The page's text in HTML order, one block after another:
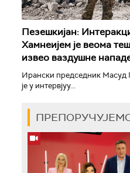
Пезешкијан:
Хамнеијем је веома
извео ваздушне
Ирански председник Масуд
је у интервјуу...